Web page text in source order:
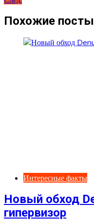
по
записям
Похожие посты
Интересные факты
Новый обход
гипервизор